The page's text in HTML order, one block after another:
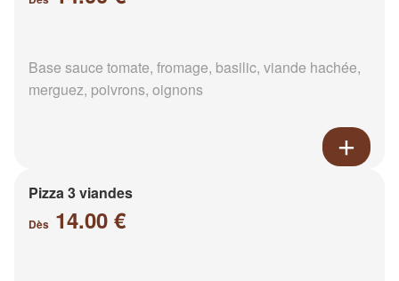
Base sauce tomate, fromage, basilic, viande hachée,
merguez, poivrons, oignons
Pizza 3 viandes
Dès 14.00 €